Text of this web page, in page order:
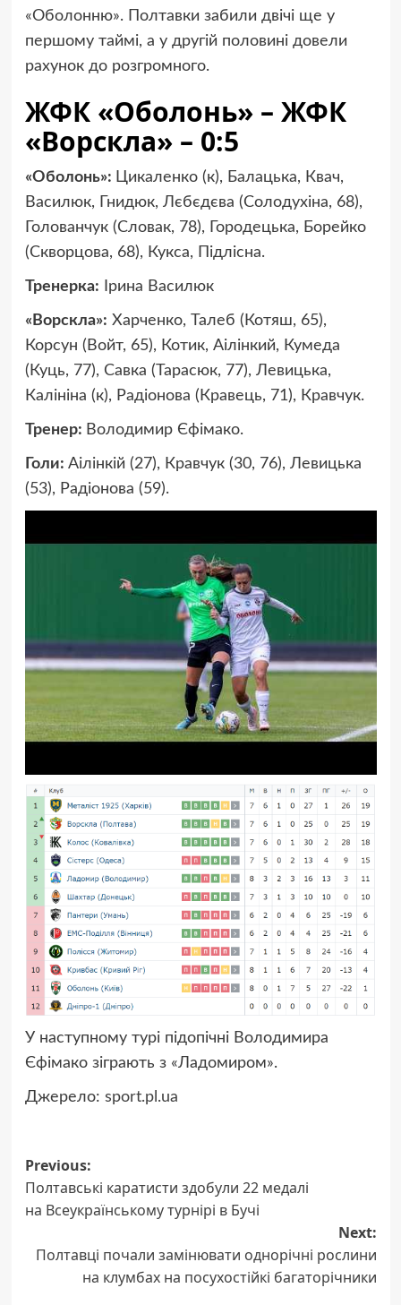
«Оболонню». Полтавки забили двічі ще у
першому таймі, а у другій половині довели
рахунок до розгромного.
ЖФК «Оболонь» – ЖФК
«Ворскла» – 0:5
«Оболонь»: Цикаленко (к), Балацька, Квач,
Василюк, Гнидюк, Лєбєдєва (Солодухіна, 68),
Голованчук (Словак, 78), Городецька, Борейко
(Скворцова, 68), Кукса, Підлісна.
Тренерка: Ірина Василюк
«Ворскла»: Харченко, Талеб (Котяш, 65),
Корсун (Войт, 65), Котик, Аілінкий, Кумеда
(Куць, 77), Савка (Тарасюк, 77), Левицька,
Калініна (к), Радіонова (Кравець, 71), Кравчук.
Тренер: Володимир Єфімако.
Голи: Аілінкій (27), Кравчук (30, 76), Левицька
(53), Радіонова (59).
У наступному турі підопічні Володимира
Єфімако зіграють з «Ладомиром».
Джерело: sport.pl.ua
Post
navigation
Previous:
Полтавські каратисти здобули 22 медалі
на Всеукраїнському турнірі в Бучі
Next:
Полтавці почали замінювати однорічні рослини
на клумбах на посухостійкі багаторічники